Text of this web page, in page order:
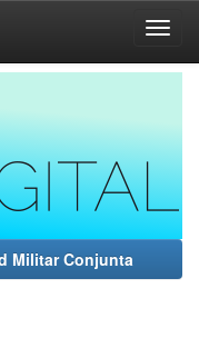
Militar Conjunta